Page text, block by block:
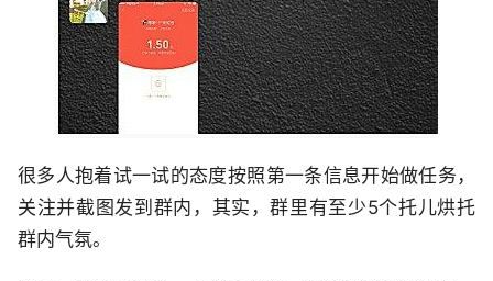
很多人抱着试一试的态度按照第一条信息开始做任务，
关注并截图发到群内，其实，群里有至少5个托儿烘托
群内气氛。